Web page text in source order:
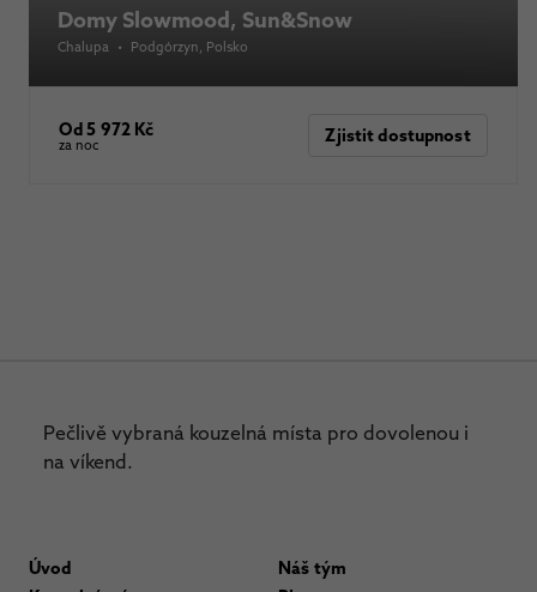
Domy Slowmood, Sun&Snow
Chalupa • Podgórzyn , Polsko
Od 5 972 Kč
za noc Zjistit dostupnost
Pečlivě vybraná kouzelná místa pro dovolenou i
na víkend.
Úvod
Náš tým